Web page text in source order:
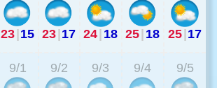
23|15 23|17 24| 18 25| 18 25|17
9/1 9/2 9/3 9/4 9/5